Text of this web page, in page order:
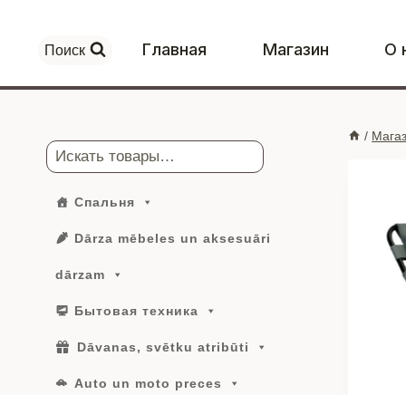
контенту
Поиск Главная Магазин О
/
Поиск
Спальня
Dārza mēbeles un aksesuāri
dārzam
Бытовая техника
Dāvanas, svētku atribūti
Auto un moto preces